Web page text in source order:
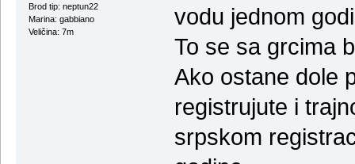
Brod tip: neptun22
Marina: gabbiano
Veličina: 7m
vodu jednom
To se sa grcima
Ako ostane dole
registrujute i
srpskom